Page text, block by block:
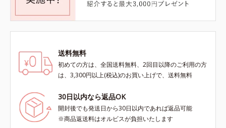
送料無料
初めての方は、全国送料無料、2回目以降のご利用の方
は、3,300円以上(税込)のお買い上げで、送料無料
30日以内なら返品OK
開封後でも発送日から30日以内であれば返品可能
※商品返送料はオルビスが負担いたします